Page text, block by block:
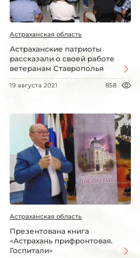
Астраханская область
Астраханские патриоты
рассказали о своей работе
ветеранам Ставрополья
19 августа 2021 858
Астраханская область
Презентована книга
«Астрахань прифронтовая.
Госпитали»